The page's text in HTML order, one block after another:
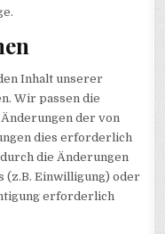
Inhalt unserer
Wir passen die
der von
dies erforderlich
die Änderungen
Einwilligung) oder
erforderlich